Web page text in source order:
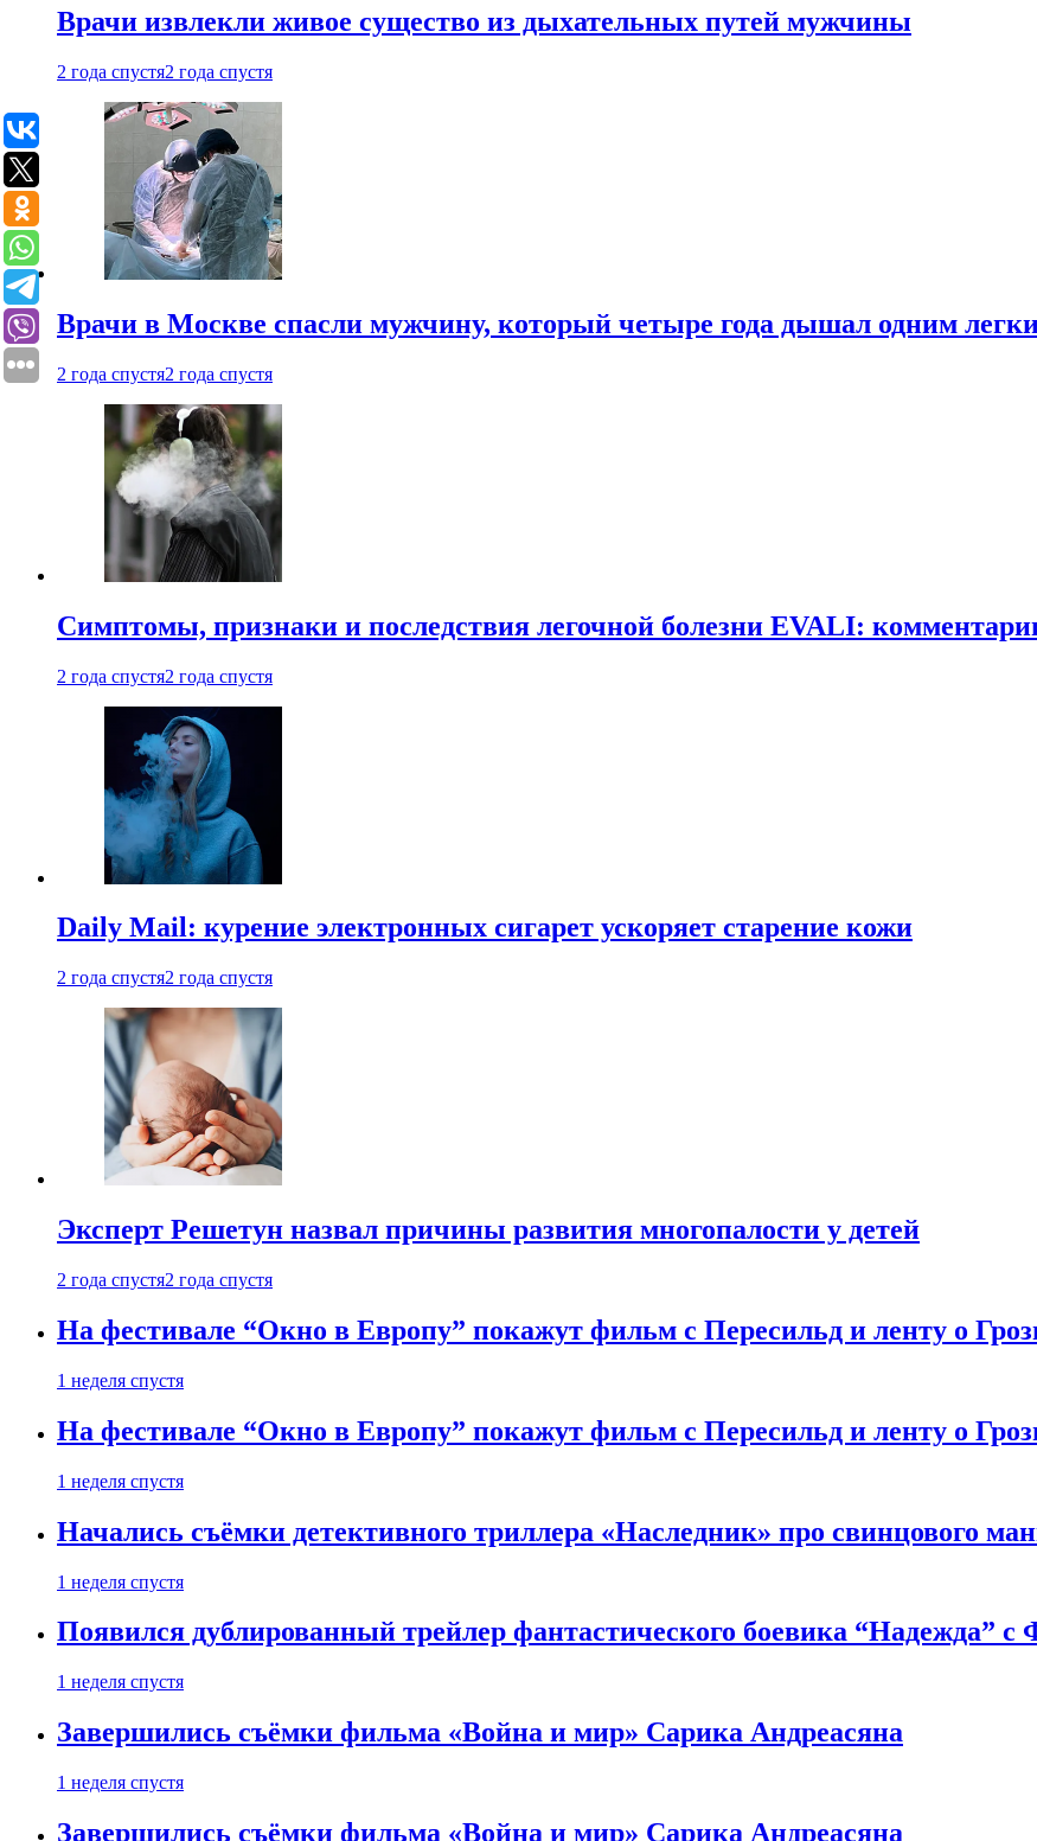
Врачи извлекли живое существо из дыхательных путей мужчины
2 года спустя2 года спустя
Врачи в Москве спасли мужчину, который четыре года дышал одним
2 года спустя2 года спустя
Симптомы, признаки и последствия легочной болезни EVALI:
2 года спустя2 года спустя
Daily Mail: курение электронных сигарет ускоряет старение кожи
2 года спустя2 года спустя
Эксперт Решетун назвал причины развития многопалости у детей
2 года спустя2 года спустя
На фестивале “Окно в Европу” покажут фильм с Пересильд и ленту о
1 неделя спустя
На фестивале “Окно в Европу” покажут фильм с Пересильд и ленту о
1 неделя спустя
Начались съёмки детективного триллера «Наследник» про свинцового
1 неделя спустя
Появился дублированный трейлер фантастического боевика “Надежда” с
1 неделя спустя
Завершились съёмки фильма «Война и мир» Сарика Андреасяна
1 неделя спустя
Завершились съёмки фильма «Война и мир» Сарика Андреасяна